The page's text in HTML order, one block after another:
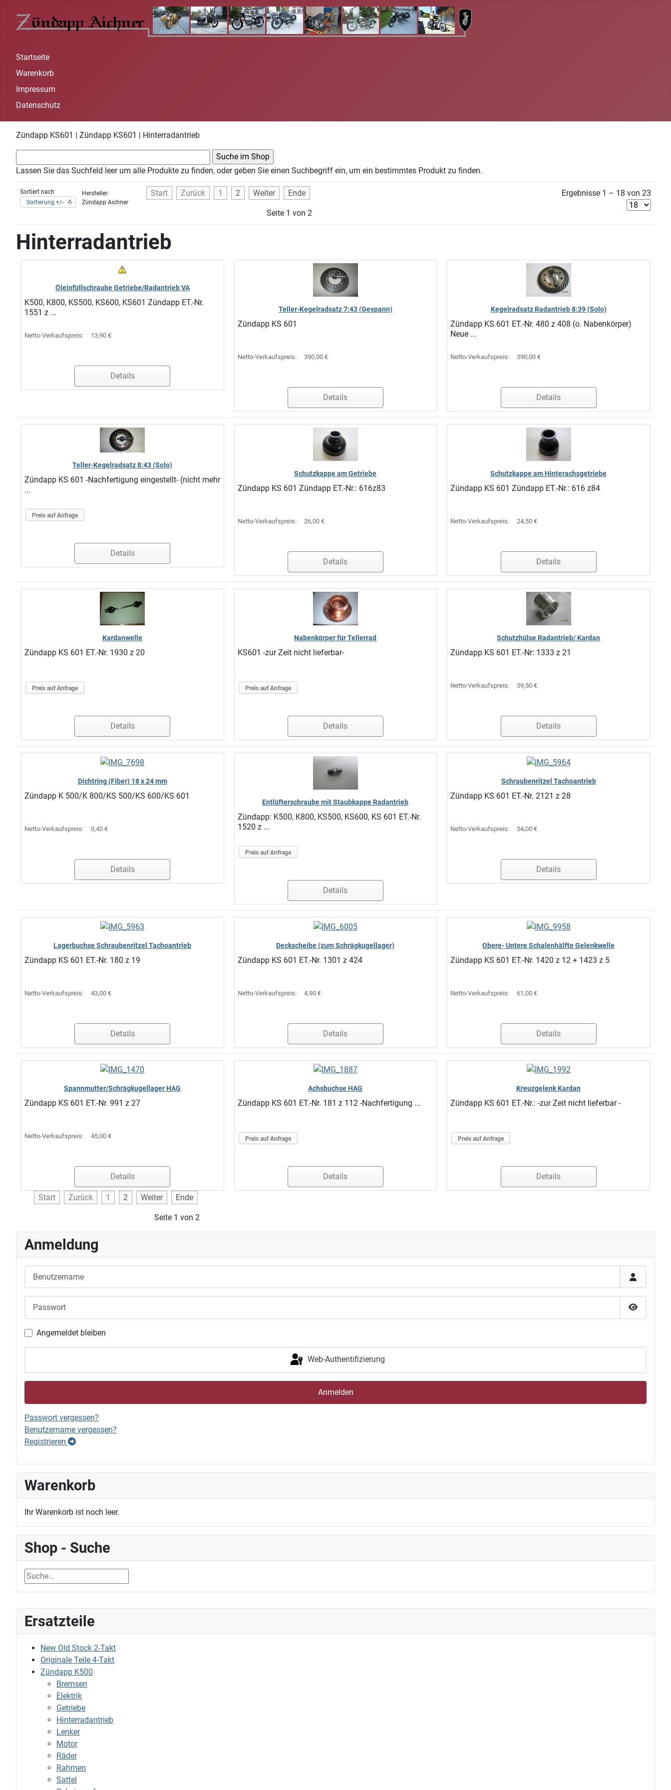
Startseite
Warenkorb
Impressum
Datenschutz
Ersatzteile
New Old Stock 2-Takt
Originale Teile 4-Takt
Zündapp K500
Bremsen
Elektrik
Getriebe
Hinterradantrieb
Lenker
Motor
Räder
Rahmen
Sattel
Zündapp KS601 | Zündapp KS601 | Hinterradantrieb
Lassen Sie das Suchfeld leer um alle Produkte zu finden, oder geben Sie einen Suchbegriff ein, um ein bestimmtes Produkt zu finden.
Sortiert nach
Sortierung +/-
Hersteller:
Zündapp Aichner
Start Zurück 1 2 Weiter Ende
Seite 1 von 2
Ergebnisse 1 – 18 von 23
Hinterradantrieb
Öleinfüllschraube Getriebe/Radantrieb VA
K500, K800, KS500, KS600, KS601 Zündapp ET.-Nr.
1551 z ...
Netto-Verkaufspreis: 13,90 €
Details
Teller-Kegelradsatz 7:43 (Gespann)
Zündapp KS 601
Netto-Verkaufspreis: 390,00 €
Details
Kegelradsatz Radantrieb 8:39 (Solo)
Zündapp KS 601 ET.-Nr. 480 z 408 (o. Nabenkörper)
Neue ...
Netto-Verkaufspreis: 390,00 €
Details
Teller-Kegelradsatz 8:43 (Solo)
Zündapp KS 601 -Nachfertigung eingestellt- (nicht mehr
...
Preis auf Anfrage
Details
Schutzkappe am Getriebe
Zündapp KS 601 Zündapp ET.-Nr.: 616z83
Netto-Verkaufspreis: 26,00 €
Details
Schutzkappe am Hinterachsgetriebe
Zündapp KS 601 Zündapp ET.-Nr.: 616 z84
Netto-Verkaufspreis: 24,50 €
Details
Kardanwelle
Zündapp KS 601 ET.-Nr. 1930 z 20
Preis auf Anfrage
Details
Nabenkörper für Tellerrad
KS601 -zur Zeit nicht lieferbar-
Preis auf Anfrage
Details
Schutzhülse Radantrieb/ Kardan
Zündapp KS 601 ET.-Nr: 1333 z 21
Netto-Verkaufspreis: 39,50 €
Details
Dichtring (Fiber) 18 x 24 mm
Zündapp K 500/K 800/KS 500/KS 600/KS 601
Netto-Verkaufspreis: 0,40 €
Details
Entlüfterschraube mit Staubkappe Radantrieb
Zündapp: K500, K800, KS500, KS600, KS 601 ET.-Nr.
1520 z ...
Preis auf Anfrage
Details
Schraubenritzel Tachoantrieb
Zündapp KS 601 ET.-Nr. 2121 z 28
Netto-Verkaufspreis: 54,00 €
Details
Lagerbuchse Schraubenritzel Tachoantrieb
Zündapp KS 601 ET.-Nr. 180 z 19
Netto-Verkaufspreis: 43,00 €
Details
Deckscheibe (zum Schrägkugellager)
Zündapp KS 601 ET.-Nr. 1301 z 424
Netto-Verkaufspreis: 4,90 €
Details
Obere- Untere Schalenhälfte Gelenkwelle
Zündapp KS 601 ET.-Nr. 1420 z 12 + 1423 z 5
Netto-Verkaufspreis: 61,00 €
Details
Spannmutter/Schrägkugellager HAG
Zündapp KS 601 ET.-Nr. 991 z 27
Netto-Verkaufspreis: 45,00 €
Details
Achsbuchse HAG
Zündapp KS 601 ET.-Nr. 181 z 112 -Nachfertigung ...
Preis auf Anfrage
Details
Kreuzgelenk Kardan
Zündapp KS 601 ET.-Nr.: -zur Zeit nicht lieferbar -
Preis auf Anfrage
Details
Start Zurück 1 2 Weiter Ende
Seite 1 von 2
Anmeldung
Passwort
Angemeldet bleiben
Web-Authentifizierung
Anmelden
Passwort vergessen?
Benutzername vergessen?
Registrieren
Warenkorb
Ihr Warenkorb ist noch leer.
Shop - Suche